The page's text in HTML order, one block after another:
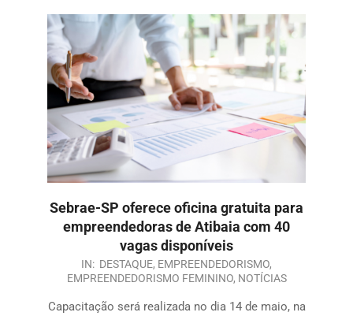
Sebrae-SP oferece oficina gratuita para
empreendedoras de Atibaia com 40
vagas disponíveis
IN: DESTAQUE, EMPREENDEDORISMO,
EMPREENDEDORISMO FEMININO, NOTÍCIAS
Capacitação será realizada no dia 14 de maio, na